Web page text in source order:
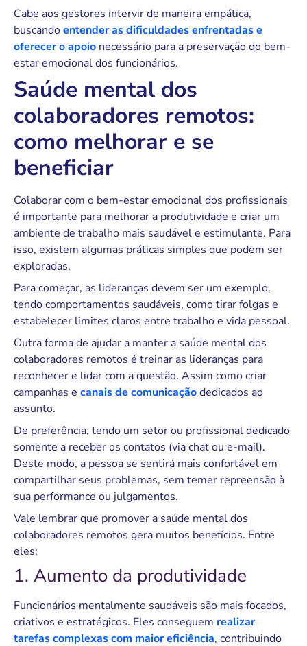
Cabe aos gestores intervir de maneira empática,
buscandoentender as dificuldades enfrentadas e
oferecer o apoio necessário para a preservação do bem-
estar emocional dos funcionários.
Saúde mental dos
colaboradores remotos:
como melhorar e se
beneficiar
Colaborar com o bem-estar emocional dos profissionais
é importante para melhorar a produtividade e criar um
ambiente de trabalho mais saudável e estimulante. Para
isso, existem algumas práticas simples que podem ser
exploradas.
Para começar, as lideranças devem ser um exemplo,
tendo comportamentos saudáveis, como tirar folgas e
estabelecer limites claros entre trabalho e vida pessoal.
Outra forma de ajudar a manter a saúde mental dos
colaboradores remotos é treinar as lideranças para
reconhecer e lidar com a questão. Assim como criar
campanhas e canais de comunicaçãodedicados ao
assunto.
De preferência, tendo um setor ou profissional dedicado
somente a receber os contatos (via chat ou e-mail).
Deste modo, a pessoa se sentirá mais confortável em
compartilhar seus problemas, sem temer repreensão à
sua performance ou julgamentos.
Vale lembrar que promover a saúde mental dos
colaboradores remotos gera muitos benefícios. Entre
eles:
1. Aumento da produtividade
Funcionários mentalmente saudáveis são mais focados,
criativos e estratégicos. Eles conseguem realizar
tarefas complexas com maior eficiência, contribuindo